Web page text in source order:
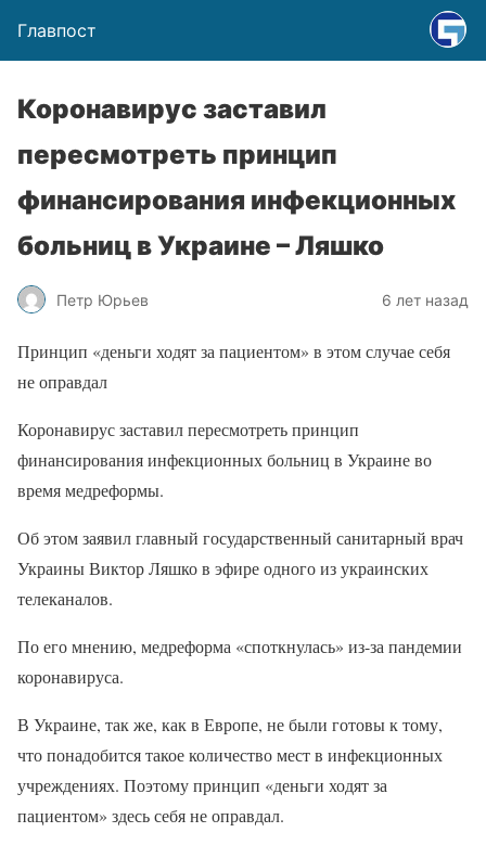
Главпост
Коронавирус заставил
пересмотреть принцип
финансирования инфекционных
больниц в Украине – Ляшко
Петр Юрьев 6 лет назад
Принцип «деньги ходят за пациентом» в этом случае себя
не оправдал
Коронавирус заставил пересмотреть принцип
финансирования инфекционных больниц в Украине во
время медреформы.
Об этом заявил главный государственный санитарный врач
Украины Виктор Ляшко в эфире одного из украинских
телеканалов.
По его мнению, медреформа «споткнулась» из-за пандемии
коронавируса.
В Украине, так же, как в Европе, не были готовы к тому,
что понадобится такое количество мест в инфекционных
учреждениях. Поэтому принцип «деньги ходят за
пациентом» здесь себя не оправдал.